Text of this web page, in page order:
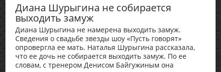
Диана Шурыгина не собирается
выходить замуж
Диана Шурыгина не намерена выходить замуж.
Сведения о свадьбе звезды шоу «Пусть говорят»
опровергла ее мать. Наталья Шурыгина рассказала,
что ее дочь не собирается выходить замуж. По ее
словам, с тренером Денисом Байгужиным она